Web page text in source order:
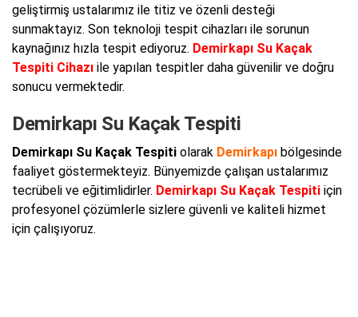
geliştirmiş ustalarımız ile titiz ve özenli desteği
sunmaktayız. Son teknoloji tespit cihazları ile sorunun
kaynağınız hızla tespit ediyoruz. Demirkapı Su Kaçak
Tespiti Cihazı ile yapılan tespitler daha güvenilir ve doğru
sonucu vermektedir.
Demirkapı Su Kaçak Tespiti
Demirkapı Su Kaçak Tespiti olarak Demirkapı bölgesinde
faaliyet göstermekteyiz. Bünyemizde çalışan ustalarımız
tecrübeli ve eğitimlidirler. Demirkapı Su Kaçak Tespiti için
profesyonel çözümlerle sizlere güvenli ve kaliteli hizmet
için çalışıyoruz.